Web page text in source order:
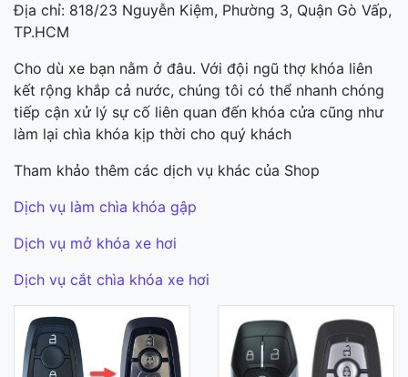
Địa chỉ: 818/23 Nguyễn Kiệm, Phường 3, Quận Gò Vấp,
TP.HCM
Cho dù xe bạn nằm ở đâu. Với đội ngũ thợ khóa liên
kết rộng khắp cả nước, chúng tôi có thể nhanh chóng
tiếp cận xử lý sự cố liên quan đến khóa cửa cũng như
làm lại chìa khóa kịp thời cho quý khách
Tham khảo thêm các dịch vụ khác của Shop
Dịch vụ làm chìa khóa gập
Dịch vụ mở khóa xe hơi
Dịch vụ cắt chìa khóa xe hơi